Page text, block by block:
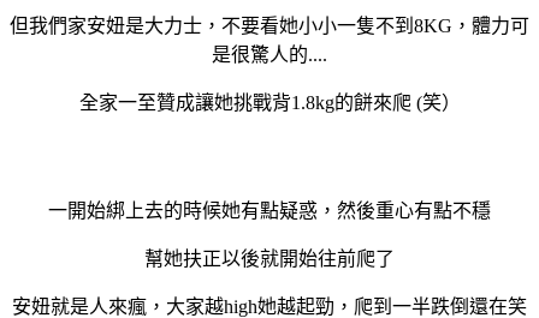
但我們家安妞是大力士，不要看她小小一隻不到8KG，體力可
是很驚人的....
全家一至贊成讓她挑戰背1.8kg的餅來爬 (笑）
一開始綁上去的時候她有點疑惑，然後重心有點不穩
幫她扶正以後就開始往前爬了
安妞就是人來瘋，大家越high她越起勁，爬到一半跌倒還在笑